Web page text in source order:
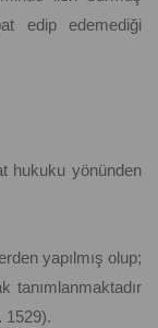
edip edemediği
hukuku yönünden
yapılmış olup;
tanımlanmaktadır
1529).